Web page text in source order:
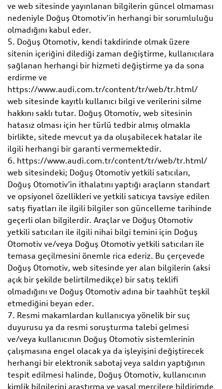
ve web sitesinde yayınlanan bilgilerin güncel olmaması
nedeniyle Doğuş Otomotiv'in herhangi bir sorumluluğu
olmadığını kabul eder.
5. Doğuş Otomotiv, kendi takdirinde olmak üzere
sitenin içeriğini dilediği zaman değiştirme, kullanıcılara
sağlanan herhangi bir hizmeti değiştirme ya da sona
erdirme ve
https://www.audi.com.tr/content/tr/web/tr.html/
web sitesinde kayıtlı kullanıcı bilgi ve verilerini silme
hakkını saklı tutar. Doğuş Otomotiv, web sitesinin
hatasız olması için her türlü tedbir almış olmakla
birlikte, sitede mevcut ya da oluşabilecek hatalar ile
ilgili herhangi bir garanti vermemektedir.
6. https://www.audi.com.tr/content/tr/web/tr.html/
web sitesindeki; Doğuş Otomotiv yetkili satıcıları,
Doğuş Otomotiv’in ithalatını yaptığı araçların standart
ve opsiyonel özellikleri ve yetkili satıcıya tavsiye edilen
satış fiyatları ile ilgili bilgiler son güncelleme tarihinde
geçerli olan bilgilerdir. Araçlar ve Doğuş Otomotiv
yetkili satıcıları ile ilgili nihai bilgi temini için Doğuş
Otomotiv ve/veya Doğuş Otomotiv yetkili satıcıları ile
temasa geçilmesini önemle rica ederiz. Bu çerçevede
Doğuş Otomotiv, web sitesinde yer alan bilgilerin (aksi
açık bir şekilde belirtilmedikçe) bir satış teklifi
olmadığını ve Doğuş Otomotiv adına bir taahhüt teşkil
etmediğini beyan eder.
7. Resmi makamlardan kullanıcıya yönelik bir suç
duyurusu ya da resmi soruşturma talebi gelmesi
ve/veya kullanıcının Doğuş Otomotiv sistemlerinin
çalışmasına engel olacak ya da işleyişini değiştirecek
herhangi bir elektronik sabotaj veya saldırı yaptığının
tespit edilmesi halinde, Doğuş Otomotiv, kullanıcının
kimlik bilgilerini araştırma ve yasal mercilere bildirimde